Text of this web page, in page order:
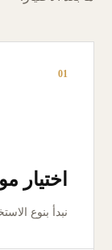
01
اختيار
نبدأ بنوع